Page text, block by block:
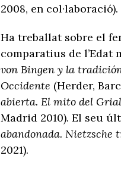
2008, en col·laboració).
Ha treballat sobre el
comparatius de l’Edat
von Bingen y la
Occidente (Herder,
abierta. El mito del
Madrid 2010). El seu
abandonada. Nietzsche
2021).